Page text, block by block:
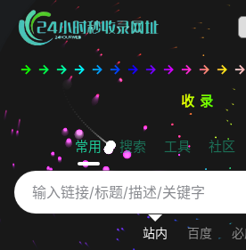
收录
常用 搜索 工具 社区
站内 百度